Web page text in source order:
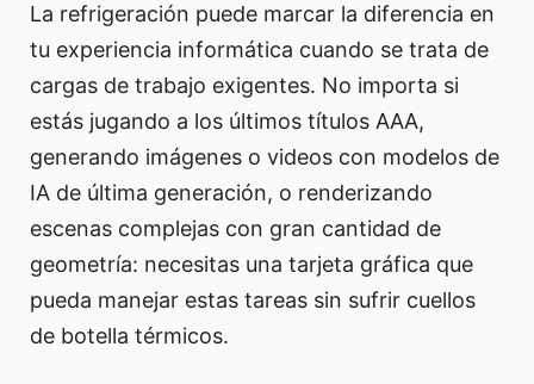
La refrigeración puede marcar la diferencia en
tu experiencia informática cuando se trata de
cargas de trabajo exigentes. No importa si
estás jugando a los últimos títulos AAA,
generando imágenes o videos con modelos de
IA de última generación, o renderizando
escenas complejas con gran cantidad de
geometría: necesitas una tarjeta gráfica que
pueda manejar estas tareas sin sufrir cuellos
de botella térmicos.